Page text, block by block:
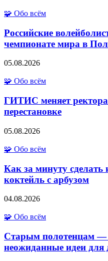
🧩 Обо всём
Российские
чемпионате мира в
05.08.2026
🧩 Обо всём
ГИТИС меняет
перестановке
05.08.2026
🧩 Обо всём
Как за минуту
коктейль с арбузом
04.08.2026
🧩 Обо всём
Старым полотенцам —
неожиданные идеи для